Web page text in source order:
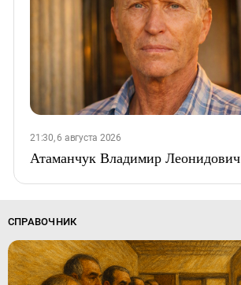
21:30, 6 августа 2026
Атаманчук Владимир Леонидович
СПРАВОЧНИК